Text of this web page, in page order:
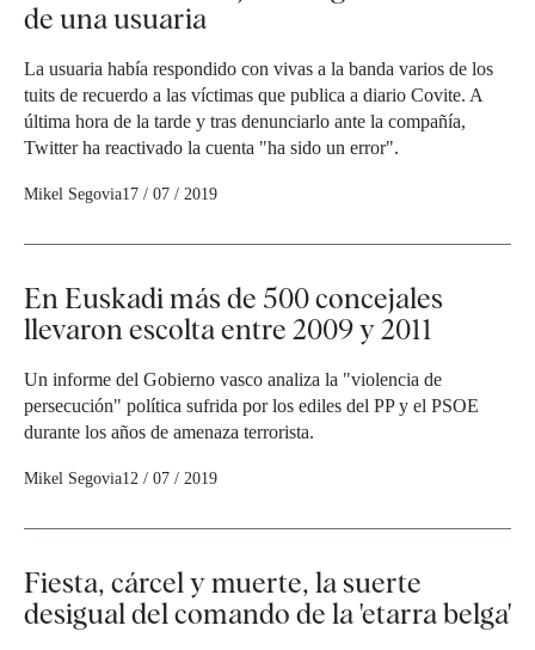
de una usuaria
La usuaria había respondido con vivas a la banda varios de los
tuits de recuerdo a las víctimas que publica a diario Covite. A
última hora de la tarde y tras denunciarlo ante la compañía,
Twitter ha reactivado la cuenta "ha sido un error".
Mikel Segovia17 / 07 / 2019
En Euskadi más de 500 concejales
llevaron escolta entre 2009 y 2011
Un informe del Gobierno vasco analiza la "violencia de
persecución" política sufrida por los ediles del PP y el PSOE
durante los años de amenaza terrorista.
Mikel Segovia12 / 07 / 2019
Fiesta, cárcel y muerte, la suerte
desigual del comando de la 'etarra belga'